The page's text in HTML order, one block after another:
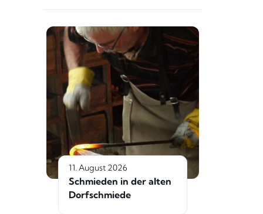
11. August 2026
Schmieden in der alten
Dorfschmiede